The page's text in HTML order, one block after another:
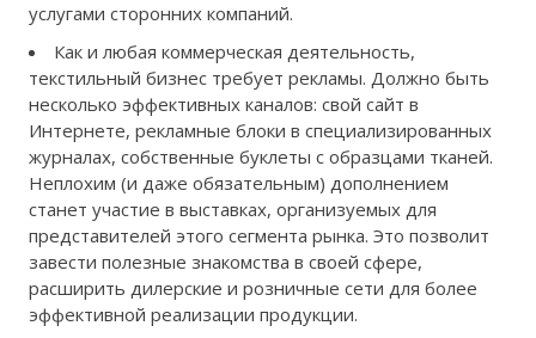
услугами сторонних компаний.
Как и любая коммерческая деятельность,
текстильный бизнес требует рекламы. Должно быть
несколько эффективных каналов: свой сайт в
Интернете, рекламные блоки в специализированных
журналах, собственные буклеты с образцами тканей.
Неплохим (и даже обязательным) дополнением
станет участие в выставках, организуемых для
представителей этого сегмента рынка. Это позволит
завести полезные знакомства в своей сфере,
расширить дилерские и розничные сети для более
эффективной реализации продукции.